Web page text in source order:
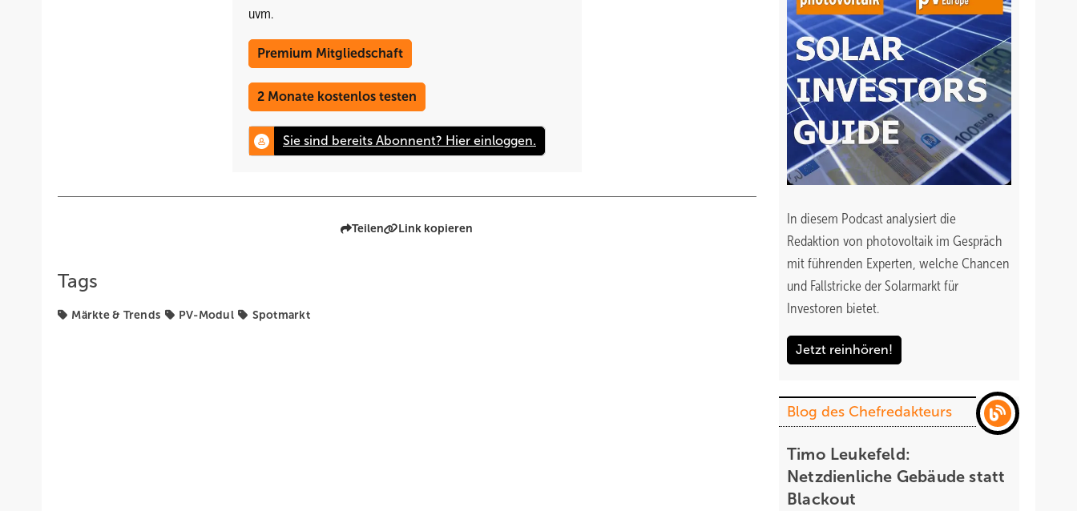
uvm.
Premium Mitgliedschaft
2 Monate kostenlos testen
Teilen Link kopieren
Tags
Märkte & Trends PV-Modul Spotmarkt
In diesem Podcast analysiert die
Redaktion von photovoltaik im Gespräch
mit führenden Experten, welche Chancen
und Fallstricke der Solarmarkt für
Investoren bietet.
Jetzt reinhören!
Blog des Chefredakteurs
Timo Leukefeld:
Netzdienliche Gebäude statt
Blackout